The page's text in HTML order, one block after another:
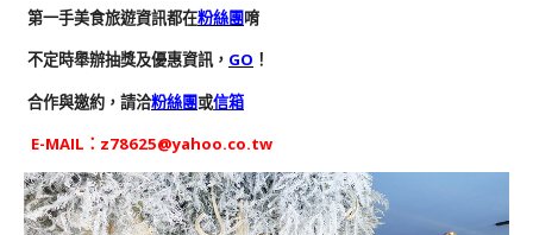
第一手美食旅遊資訊都在粉絲團唷
不定時舉辦抽獎及優惠資訊， GO ！
合作與邀約，請洽粉絲團或信箱
E-MAIL： z78625@yahoo.co.tw